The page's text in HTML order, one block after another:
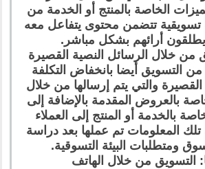
الخاصة بالمنتج أو الخدمة من
تتضمن محتوى يتفاعل معه
ويطلقون أرائهم بشكل مباشر.
من خلال الرسائل النصية القصيرة
من التسويق أيضا بانخفاض التكلفة
والتي يتم إرسالها من خلال
بالعروض المقدمة بالإضافة إلى
بالخدمة أو المنتج إلى العملاء
تلك المعلومات تم عملها بعد دراسة
ومتطلبات البيئة التسوقية.
التسويق من خلال الهاتف